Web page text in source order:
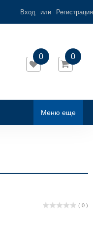
Вход или Регистрация
0
0
Меню еще
( 0 )